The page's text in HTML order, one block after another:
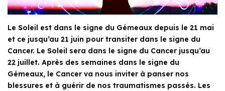
Le Soleil est dans le signe du Gémeaux depuis le 21 mai
et ce jusqu’au 21 juin pour transiter dans le signe du
Cancer. Le Soleil sera dans le signe du Cancer jusqu’au
22 juillet. Après des semaines dans le signe du
Gémeaux, le Cancer va nous inviter à panser nos
blessures et à guérir de nos traumatismes passés. Les